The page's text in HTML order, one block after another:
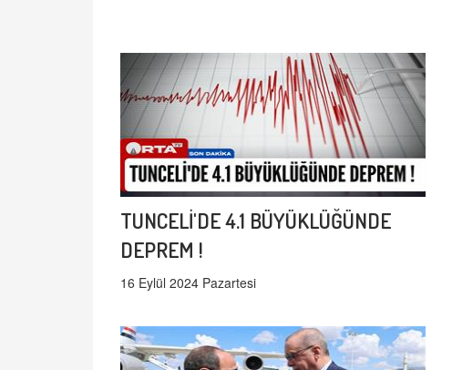
TUNCELİ'DE 4.1 BÜYÜKLÜĞÜNDE
DEPREM !
16 Eylül 2024 Pazartesi